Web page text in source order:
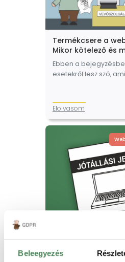
Beleegyezés
Termékcsere a
Mikor kötelező és
Ebben a
esetekről lesz szó,
mindegy, hogy a
kéri a cserét,…
Elolvasom
Mi az ami nem